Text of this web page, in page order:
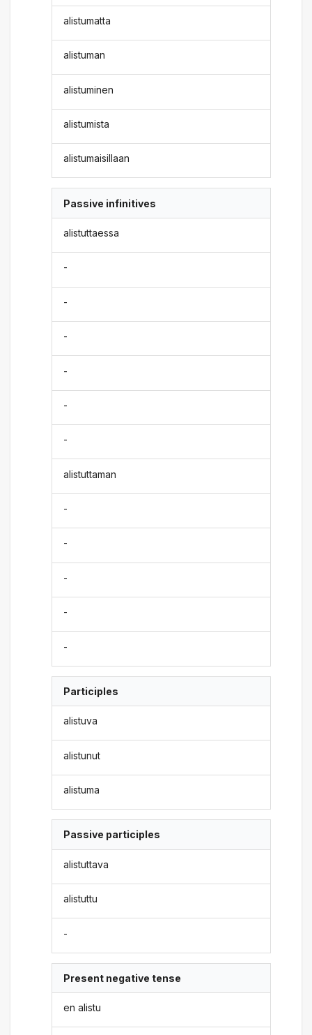
alistumatta
alistuman
alistuminen
alistumista
alistumaisillaan
Passive infinitives
alistuttaessa
-
-
-
-
-
-
alistuttaman
-
-
-
-
-
Participles
alistuva
alistunut
alistuma
Passive participles
alistuttava
alistuttu
-
Present negative tense
en alistu